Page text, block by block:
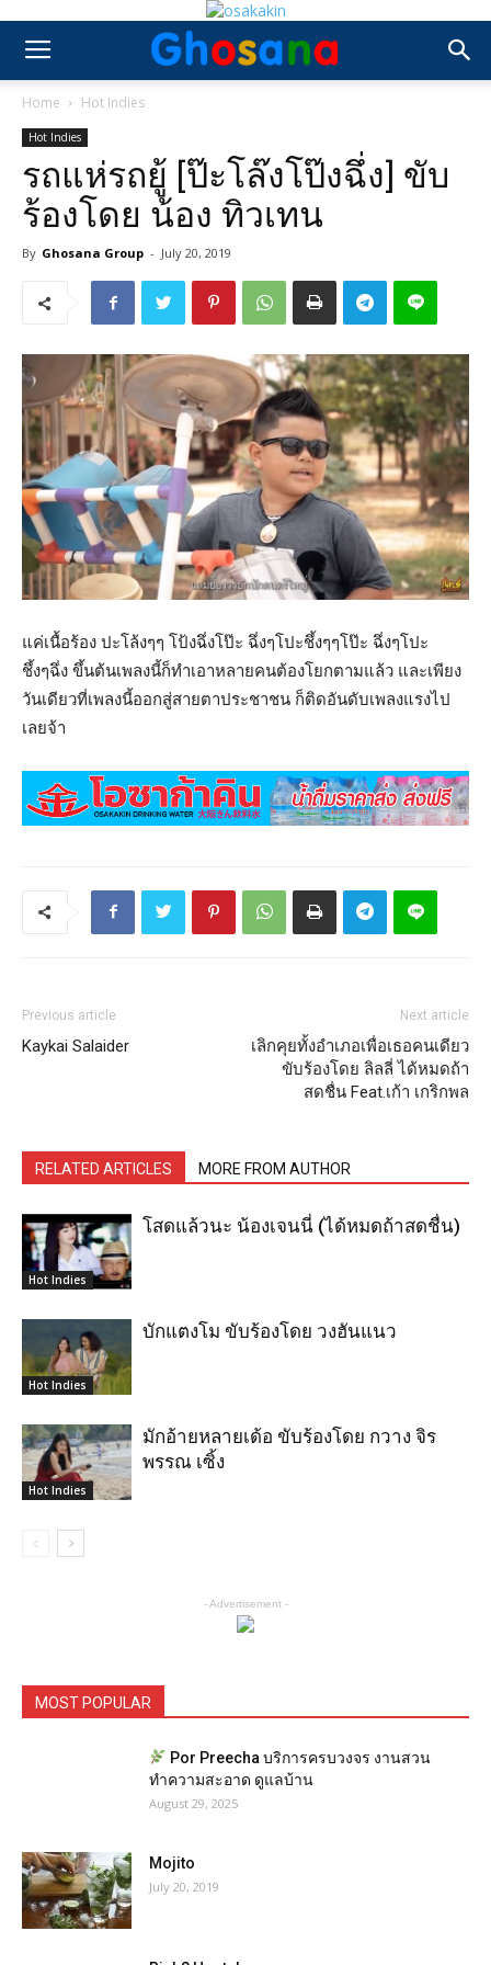
Home Hot Indies
Hot Indies
รถแห่รถยู้ [ป๊ะโล๊งโป๊งฉึ่ง] ขับ
ร้องโดย น้อง ทิวเทน
By Ghosana Group - July 20, 2019
แค่เนื้อร้อง ปะโล้งๆๆ โป้งฉึ่งโป๊ะ ฉึ่งๆโปะชึ้งๆๆโป๊ะ ฉึ่งๆโปะ
ชึ้งๆฉึ่ง ขึ้นต้นเพลงนี้ก็ทำเอาหลายคนต้องโยกตามแล้ว และเพียง
วันเดียวที่เพลงนี้ออกสู่สายตาประชาชน ก็ติดอันดับเพลงแรงไป
เลยจ้า
Previous article
Kaykai Salaider
Next article
เลิกคุยทั้งอำเภอเพื่อเธอคนเดียว
ขับร้องโดย ลิลลี่ ได้หมดถ้า
สดชื่น Feat.เก้า เกริกพล
RELATED ARTICLES MORE FROM AUTHOR
Hot Indies
โสดแล้วนะ น้องเจนนี่ (ได้หมดถ้าสดชื่น)
Hot Indies
บักแตงโม ขับร้องโดย วงฮันแนว
Hot Indies
มักอ้ายหลายเด้อ ขับร้องโดย กวาง จิร
พรรณ เซิ้ง
- Advertisement -
MOST POPULAR
Por Preecha บริการครบวงจร งานสวน
ทำความสะอาด ดูแลบ้าน
August 29, 2025
Mojito
July 20, 2019